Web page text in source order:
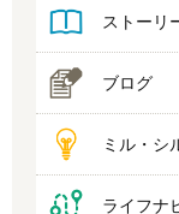
ストーリ
ブログ
ミル・シ
ライフナ